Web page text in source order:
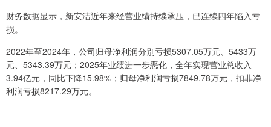
财务数据显示，新安洁近年来经营业绩持续承压，已连续四年陷入亏
损。
2022年至2024年，公司归母净利润分别亏损5307.05万元、5433万
元、5343.39万元；2025年业绩进一步恶化，全年实现营业总收入
3.94亿元，同比下降15.98%；归母净利润亏损7849.78万元，扣非净
利润亏损8217.29万元。